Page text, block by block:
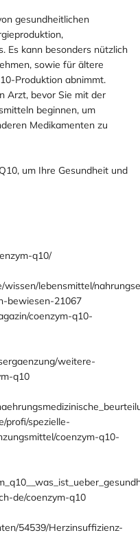
gesundheitlichen
Es kann besonders nützlich
sowie für ältere
Produktion abnimmt.
Arzt, bevor Sie mit der
beginnen, um
Medikamenten zu
um Ihre Gesundheit und
q10/
lebensmittel/
bewiesen-21067
coenzym-q10-
weitere-
q10
profi/spezielle-
coenzym-q10-
de/coenzym-q10
54539/Herzinsuffizienz-